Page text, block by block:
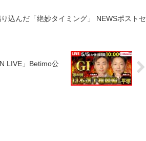
込んだ「絶妙タイミング」 NEWSポストセ
LIVE」Betimo公